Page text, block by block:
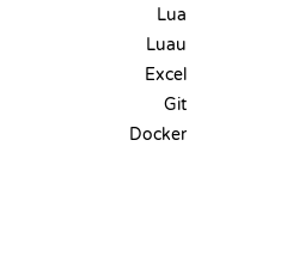
Lua
Luau
Excel
Git
Docker